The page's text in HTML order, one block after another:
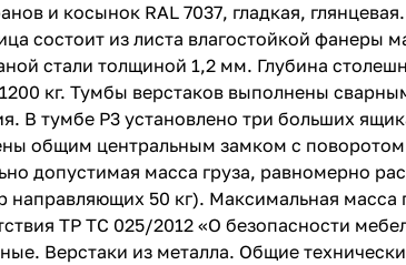
и косынок RAL 7037, гладкая,
состоит из листа влагостойкой
стали толщиной 1,2 мм. Глубина
кг. Тумбы верстаков выполнены
В тумбе P3 установлено три больших
общим центральным замком с поворотом
допустимая масса груза, равномерно
50 кг). Максимальная масса
ТР ТС 025/2012 «О безопасности
Верстаки из металла. Общие